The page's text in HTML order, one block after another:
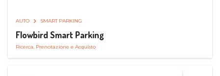
AUTO SMART PARKING
Flowbird Smart Parking
Ricerca, Prenotazione e Acquisto